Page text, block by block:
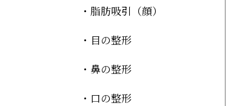
脂肪吸引（顔）
目の整形
鼻の整形
口の整形